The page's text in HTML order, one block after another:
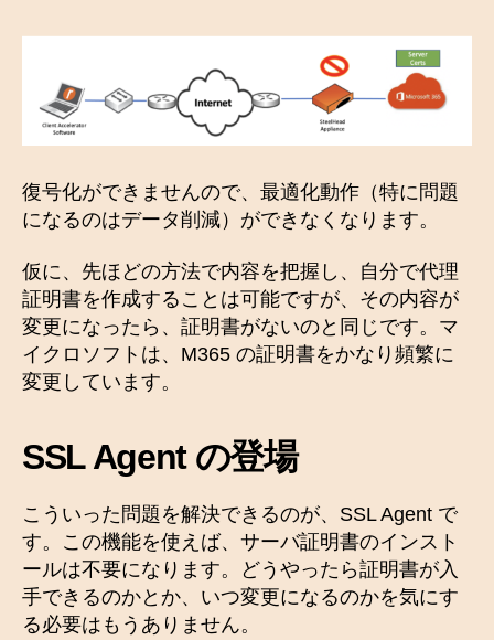
復号化ができませんので、最適化動作（特に問題
になるのはデータ削減）ができなくなります。
仮に、先ほどの方法で内容を把握し、自分で代理
証明書を作成することは可能ですが、その内容が
変更になったら、証明書がないのと同じです。マ
イクロソフトは、M365 の証明書をかなり頻繁に
変更しています。
SSL Agent の登場
こういった問題を解決できるのが、SSL Agent で
す。この機能を使えば、サーバ証明書のインスト
ールは不要になります。どうやったら証明書が入
手できるのかとか、いつ変更になるのかを気にす
る必要はもうありません。